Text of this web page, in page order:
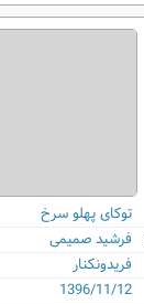
توکای پهلو سرخ
فرشید صمیمی
فریدونکنار
1396/11/12